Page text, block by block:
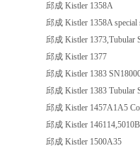
邱成 Kistler 1358A
邱成 Kistler 1358A special
邱成 Kistler 1373,Tubular
邱成 Kistler 1377
邱成 Kistler 1383
邱成 Kistler 1383 Tubular
邱成 Kistler 1457A1A5
邱成 Kistler 146114,5010B
邱成 Kistler 1500A35